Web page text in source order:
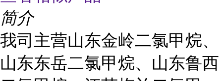
简介
我司主营山东金岭二氯甲烷、
山东东岳二氯甲烷、山东鲁西